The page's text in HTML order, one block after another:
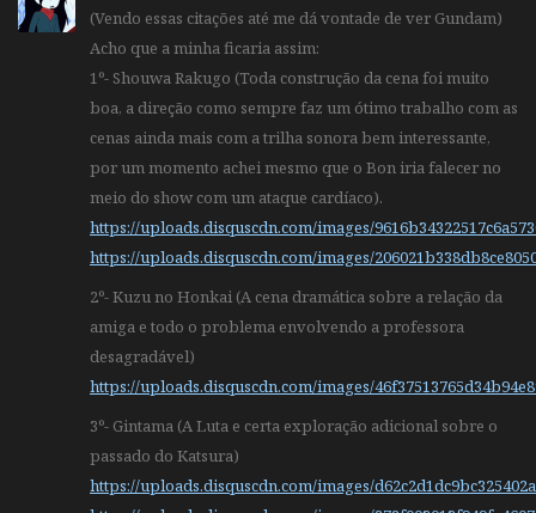
(Vendo essas citações até me dá vontade de ver Gundam)
Acho que a minha ficaria assim:
1º- Shouwa Rakugo (Toda construção da cena foi muito
boa, a direção como sempre faz um ótimo trabalho com as
cenas ainda mais com a trilha sonora bem interessante,
por um momento achei mesmo que o Bon iria falecer no
meio do show com um ataque cardíaco).
https://uploads.disquscdn.com/images/
https://uploads.disquscdn.com/images/
2º- Kuzu no Honkai (A cena dramática sobre a relação da
amiga e todo o problema envolvendo a professora
desagradável)
https://uploads.disquscdn.com/images/
3º- Gintama (A Luta e certa exploração adicional sobre o
passado do Katsura)
https://uploads.disquscdn.com/images/